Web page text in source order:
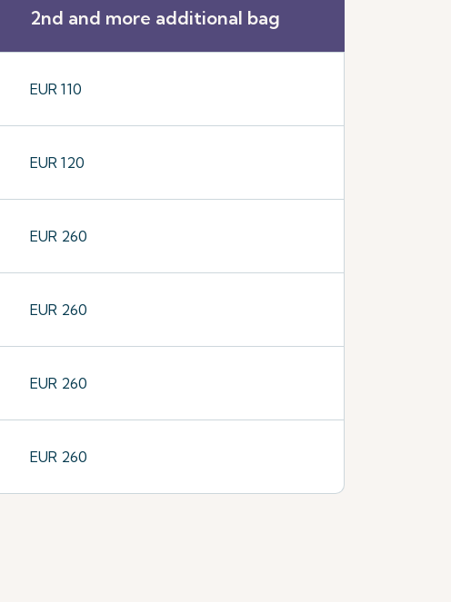
2nd and more additional bag
EUR 110
EUR 120
EUR 260
EUR 260
EUR 260
EUR 260